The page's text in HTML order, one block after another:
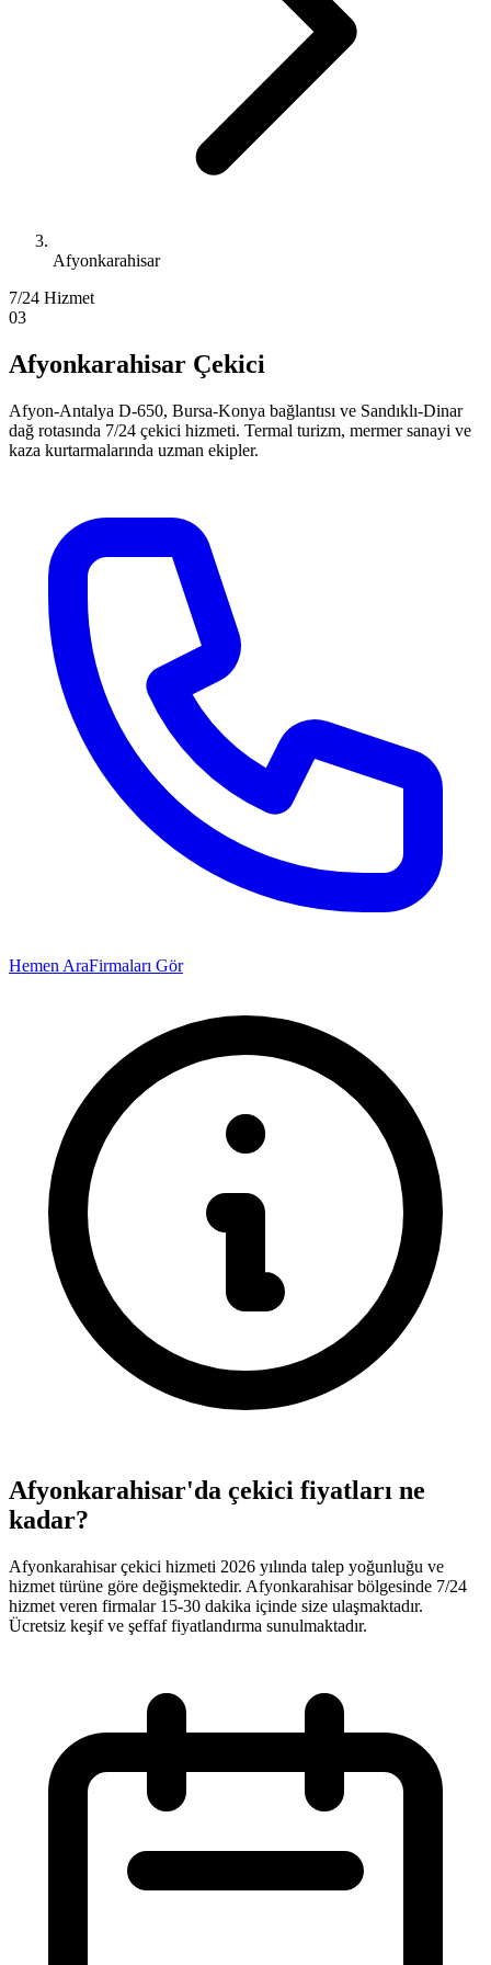
Afyonkarahisar
7/24 Hizmet
03
Afyonkarahisar Çekici
Afyon-Antalya D-650, Bursa-Konya bağlantısı ve Sandıklı-Dinar
dağ rotasında 7/24 çekici hizmeti. Termal turizm, mermer sanayi ve
kaza kurtarmalarında uzman ekipler.
Hemen AraFirmaları Gör
Afyonkarahisar'da çekici fiyatları ne
kadar?
Afyonkarahisar çekici hizmeti 2026 yılında talep yoğunluğu ve
hizmet türüne göre değişmektedir. Afyonkarahisar bölgesinde 7/24
hizmet veren firmalar 15-30 dakika içinde size ulaşmaktadır.
Ücretsiz keşif ve şeffaf fiyatlandırma sunulmaktadır.